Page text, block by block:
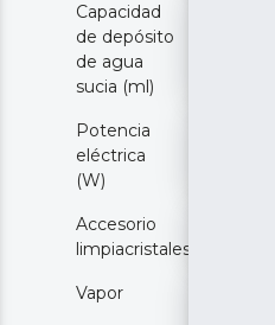
Capacidad
de depósito
de agua
sucia (ml)
Potencia
eléctrica
(W)
Accesorio
limpiacristales
Vapor